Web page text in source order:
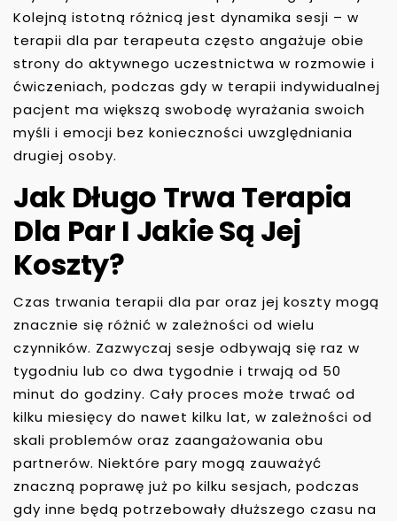
Kolejną istotną różnicą jest dynamika sesji – w
terapii dla par terapeuta często angażuje obie
strony do aktywnego uczestnictwa w rozmowie i
ćwiczeniach, podczas gdy w terapii indywidualnej
pacjent ma większą swobodę wyrażania swoich
myśli i emocji bez konieczności uwzględniania
drugiej osoby.
Jak Długo Trwa Terapia
Dla Par I Jakie Są Jej
Koszty?
Czas trwania terapii dla par oraz jej koszty mogą
znacznie się różnić w zależności od wielu
czynników. Zazwyczaj sesje odbywają się raz w
tygodniu lub co dwa tygodnie i trwają od 50
minut do godziny. Cały proces może trwać od
kilku miesięcy do nawet kilku lat, w zależności od
skali problemów oraz zaangażowania obu
partnerów. Niektóre pary mogą zauważyć
znaczną poprawę już po kilku sesjach, podczas
gdy inne będą potrzebowały dłuższego czasu na